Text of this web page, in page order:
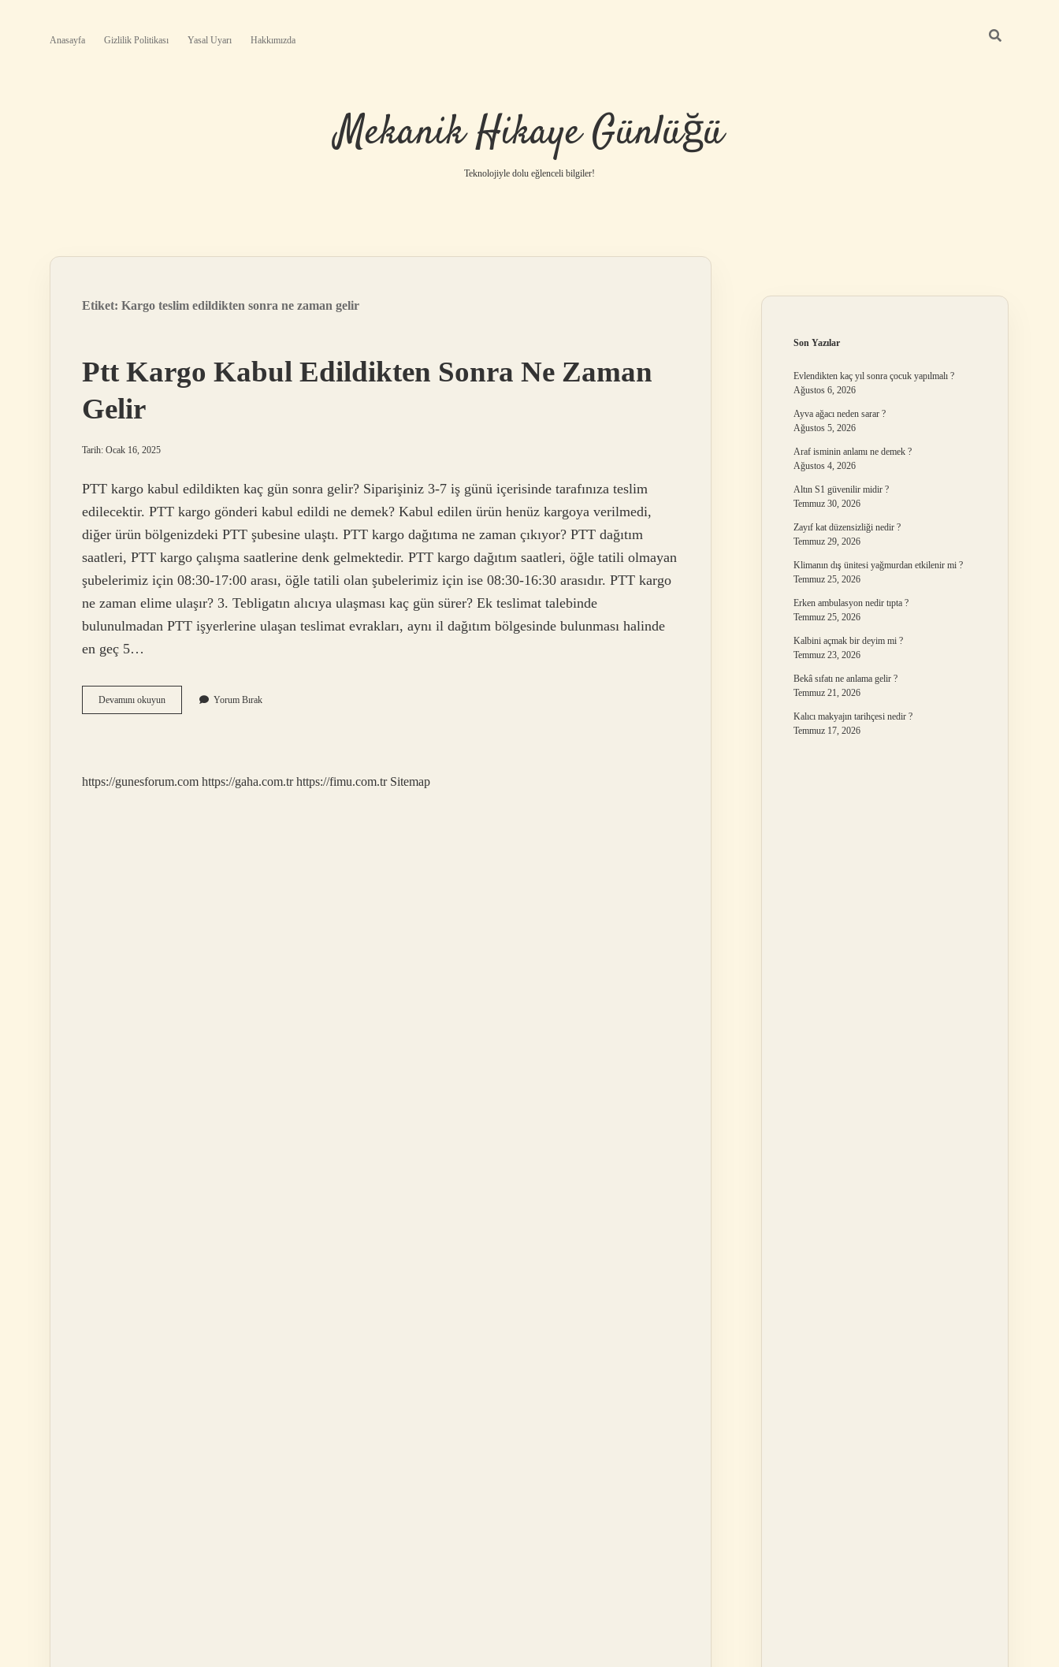
Anasayfa Gizlilik Politikası Yasal Uyarı Hakkımızda
Mekanik Hikaye Günlüğü
Teknolojiyle dolu eğlenceli bilgiler!
Etiket: Kargo teslim edildikten sonra ne zaman gelir
Ptt Kargo Kabul Edildikten Sonra Ne Zaman
Gelir
Tarih: Ocak 16, 2025
PTT kargo kabul edildikten kaç gün sonra gelir? Siparişiniz 3-7 iş günü içerisinde tarafınıza teslim
edilecektir. PTT kargo gönderi kabul edildi ne demek? Kabul edilen ürün henüz kargoya verilmedi,
diğer ürün bölgenizdeki PTT şubesine ulaştı. PTT kargo dağıtıma ne zaman çıkıyor? PTT dağıtım
saatleri, PTT kargo çalışma saatlerine denk gelmektedir. PTT kargo dağıtım saatleri, öğle tatili olmayan
şubelerimiz için 08:30-17:00 arası, öğle tatili olan şubelerimiz için ise 08:30-16:30 arasıdır. PTT kargo
ne zaman elime ulaşır? 3. Tebligatın alıcıya ulaşması kaç gün sürer? Ek teslimat talebinde
bulunulmadan PTT işyerlerine ulaşan teslimat evrakları, aynı il dağıtım bölgesinde bulunması halinde
en geç 5…
Devamını okuyunPtt
Kargo
Zaman
Yorum Bırak
https://gunesforum.com https://gaha.com.tr https://fimu.com.tr Sitemap
Son Yazılar
Evlendikten kaç yıl sonra çocuk yapılmalı ?
Ağustos 6, 2026
Ayva ağacı neden sarar ?
Ağustos 5, 2026
Araf isminin anlamı ne demek ?
Ağustos 4, 2026
Altın S1 güvenilir midir ?
Temmuz 30, 2026
Zayıf kat düzensizliği nedir ?
Temmuz 29, 2026
Klimanın dış ünitesi yağmurdan etkilenir mi ?
Temmuz 25, 2026
Erken ambulasyon nedir tıpta ?
Temmuz 25, 2026
Kalbini açmak bir deyim mi ?
Temmuz 23, 2026
Bekâ sıfatı ne anlama gelir ?
Temmuz 21, 2026
Kalıcı makyajın tarihçesi nedir ?
Temmuz 17, 2026